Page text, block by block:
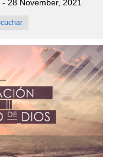
- 28 November, 2021